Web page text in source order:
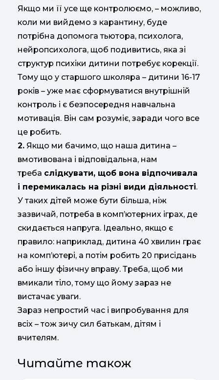
Якщо ми її усе ще контролюємо, – можливо,
коли ми вийдемо з карантину, буде
потрібна допомога тьютора, психолога,
нейропсихолога, щоб подивитись, яка зі
структур психіки дитини потребує корекції.
Тому що у старшого школяра – дитини 16-17
років – уже має сформуватися внутрішній
контроль і є безпосередня навчальна
мотивація. Він сам розуміє, заради чого все
це робить.
2. Якщо ми бачимо, що наша дитина –
вмотивована і відповідальна, нам
треба слідкувати, щоб вона відпочивала
і перемикалась на різні види діяльності.
У таких дітей може бути більша, ніж
зазвичай, потреба в комп’ютерних іграх, де
скидається напруга. Ідеально, якщо є
правило: наприклад, дитина 40 хвилин грає
на комп’ютері, а потім робить 20 присідань
або іншу фізичну вправу. Треба, щоб ми
вмикали тіло, тому що йому зараз не
вистачає уваги.
Зараз непростий час і випробування для
всіх – тож зичу сил батькам, дітям і
вчителям.
Читайте також